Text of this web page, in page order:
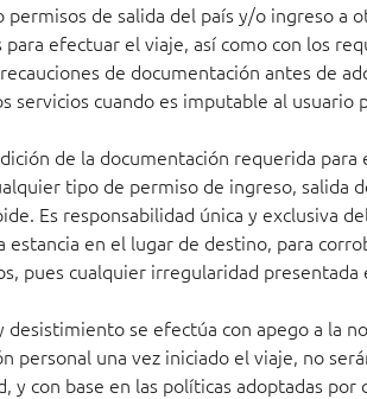
de salida del país y/o ingreso a
efectuar el viaje, así como con los
de documentación antes de
servicios cuando es imputable al usuario
de la documentación requerida
tipo de permiso de ingreso,
Es responsabilidad única y exclusiva
en el lugar de destino, para
pues cualquier irregularidad presentada
se efectúa con apego a la
personal una vez iniciado el viaje, no
y con base en las políticas adoptadas